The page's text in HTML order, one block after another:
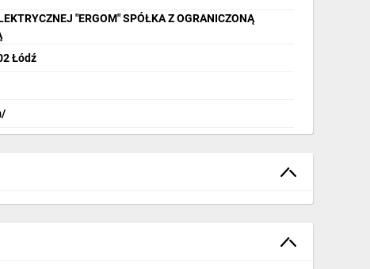
"ERGOM" SPÓŁKA Z OGRANICZONĄ
Łódź